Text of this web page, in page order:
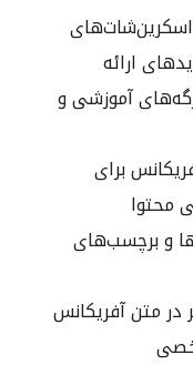
اسکرین‌شات‌های
ارائه
آموزشی و
برای
محتوا
و برچسب‌های
متن آفریکانس